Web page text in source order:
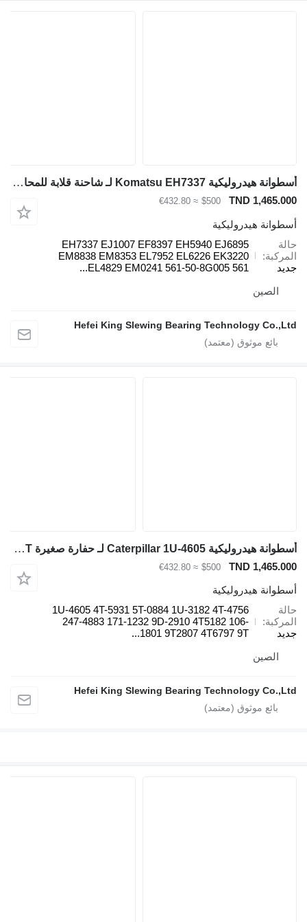
أسطوانة هيدروليكية Komatsu EH7337 لـ شاحنة قلابة للمحاجر Komatsu 730E 830E 930E HD785-7
TND 1,465.000
$500
≈ €432.80
أسطوانة هيدروليكية
حالة
المركبة
جديد
EH7337 EJ1007 EF8397 EH5940 EJ6895
EM8838 EM8353 EL7952 EL6226 EK3220
EL4829 EM0241 561-50-8G005 561...
الصين
Hefei King Slewing Bearing Technology Co.,Ltd
أسطوانة هيدروليكية Caterpillar 1U-4605 لـ حفارة صغيرة Caterpillar 785C 777D 777E 777G 777C 789 793 D10T D11T
TND 1,465.000
$500
≈ €432.80
أسطوانة هيدروليكية
حالة
المركبة
جديد
1U-4605 4T-5931 5T-0884 1U-3182 4T-4756
247-4883 171-1232 9D-2910 4T5182 106-
1801 9T2807 4T6797 9T...
الصين
Hefei King Slewing Bearing Technology Co.,Ltd